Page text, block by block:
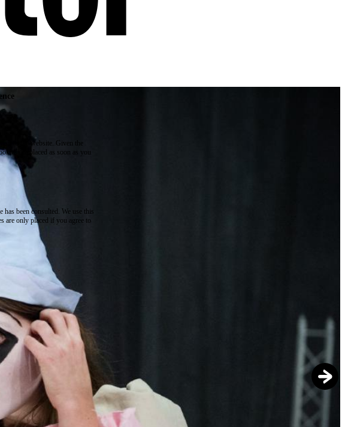
to the website. Given the
are placed as soon as you
been consulted. We use this
are only placed if you agree to